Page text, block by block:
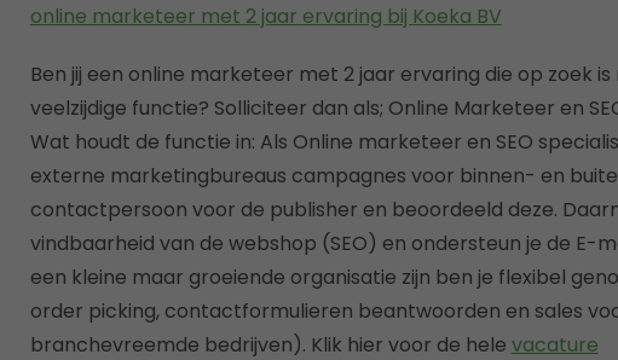
online marketeer met 2 jaar ervaring bij Koeka BV
Ben jij een online marketeer met 2 jaar ervaring die op zoek
veelzijdige functie? Solliciteer dan als; Online Marketeer en
Wat houdt de functie in: Als Online marketeer en SEO
externe marketingbureaus campagnes voor binnen- en
contactpersoon voor de publisher en beoordeeld deze.
vindbaarheid van de webshop (SEO) en ondersteun je de E-
een kleine maar groeiende organisatie zijn ben je flexibel
order picking, contactformulieren beantwoorden en sales
branchevreemde bedrijven). Klik hier voor de hele vacature